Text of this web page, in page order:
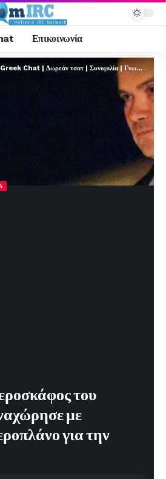
Επικοινωνία
mIRC Hellas Chat - IRC Greek Chat | Δωρεάν τσατ | Συνομιλία | Γνωριμίες | FREE
του
με
για την